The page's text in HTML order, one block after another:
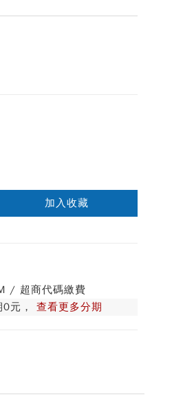
加入收藏
/ 超商代碼繳費
元， 查看更多分期